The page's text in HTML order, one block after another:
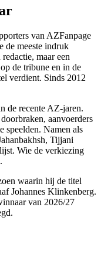
van AZFanpage
de meeste indruk
maar een
de tribune en in de
verdient. Sinds 2012
de recente AZ-jaren.
aanvoerders
speelden. Namen als
Tijjani
Wie de verkiezing
waarin hij de titel
Johannes Klinkenberg.
van 2026/27